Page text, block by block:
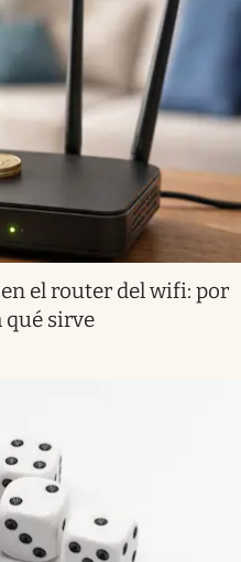
el router del wifi: por
qué sirve